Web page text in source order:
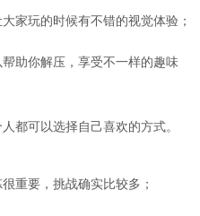
家玩的时候有不错的视觉体验；
助你解压，享受不一样的趣味
都可以选择自己喜欢的方式。
重要，挑战确实比较多；